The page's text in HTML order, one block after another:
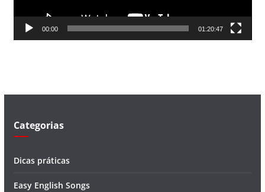
d
00:00 01:20:47
Categorias
Dicas práticas
Easy English Songs